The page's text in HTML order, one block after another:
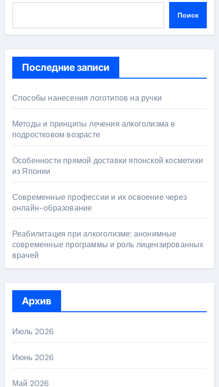
Поиск
Последние записи
Способы нанесения логотипов на ручки
Методы и принципы лечения алкоголизма в
подростковом возрасте
Особенности прямой доставки японской косметики
из Японии
Современные профессии и их освоение через
онлайн-образование
Реабилитация при алкоголизме: анонимные
современные программы и роль лицензированных
врачей
Архив
Июль 2026
Июнь 2026
Май 2026